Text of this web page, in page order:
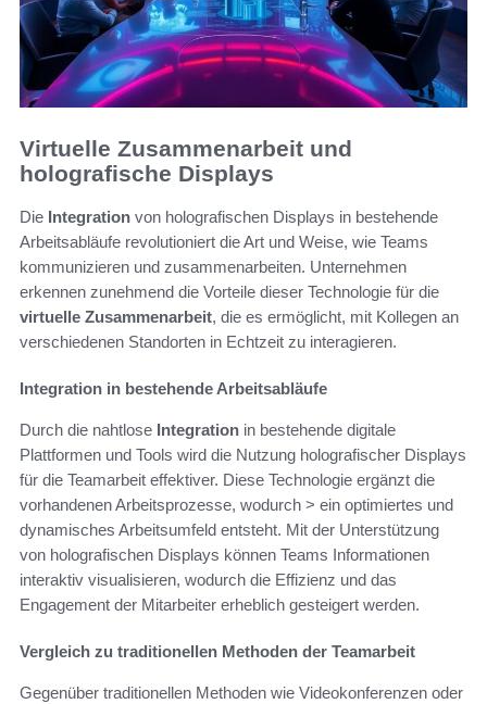
Virtuelle Zusammenarbeit und
holografische Displays
Die Integration von holografischen Displays in bestehende
Arbeitsabläufe revolutioniert die Art und Weise, wie Teams
kommunizieren und zusammenarbeiten. Unternehmen
erkennen zunehmend die Vorteile dieser Technologie für die
virtuelle Zusammenarbeit, die es ermöglicht, mit Kollegen an
verschiedenen Standorten in Echtzeit zu interagieren.
Integration in bestehende Arbeitsabläufe
Durch die nahtlose Integration in bestehende digitale
Plattformen und Tools wird die Nutzung holografischer Displays
für die Teamarbeit effektiver. Diese Technologie ergänzt die
vorhandenen Arbeitsprozesse, wodurch > ein optimiertes und
dynamisches Arbeitsumfeld entsteht. Mit der Unterstützung
von holografischen Displays können Teams Informationen
interaktiv visualisieren, wodurch die Effizienz und das
Engagement der Mitarbeiter erheblich gesteigert werden.
Vergleich zu traditionellen Methoden der Teamarbeit
Gegenüber traditionellen Methoden wie Videokonferenzen oder